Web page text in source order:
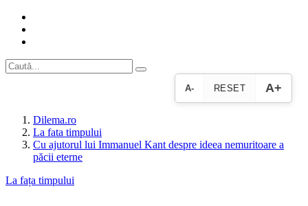
A- RESET A+
Dilema.ro
La fata timpului
Cu ajutorul lui Immanuel Kant despre ideea nemuritoare a
păcii eterne
La fața timpului